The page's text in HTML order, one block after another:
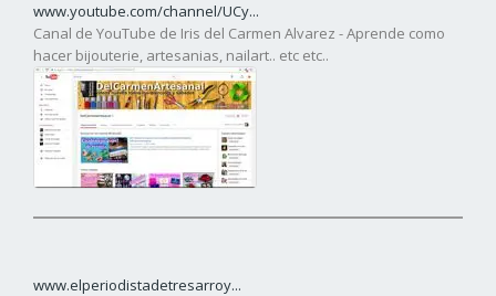
www.youtube.com/channel/UCy...
Canal de YouTube de Iris del Carmen Alvarez - Aprende como
hacer bijouterie, artesanias, nailart.. etc etc..
www.elperiodistadetresarroy...